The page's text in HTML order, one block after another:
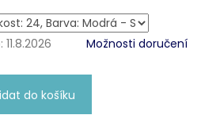
11.8.2026 Možnosti doručení
do košíku